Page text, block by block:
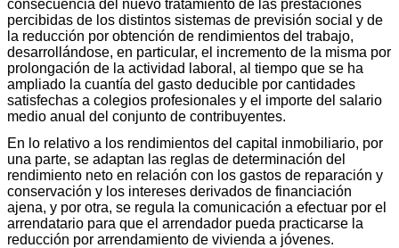
consecuencia del nuevo tratamiento de las prestaciones
percibidas de los distintos sistemas de previsión social y de
la reducción por obtención de rendimientos del trabajo,
desarrollándose, en particular, el incremento de la misma por
prolongación de la actividad laboral, al tiempo que se ha
ampliado la cuantía del gasto deducible por cantidades
satisfechas a colegios profesionales y el importe del salario
medio anual del conjunto de contribuyentes.
En lo relativo a los rendimientos del capital inmobiliario, por
una parte, se adaptan las reglas de determinación del
rendimiento neto en relación con los gastos de reparación y
conservación y los intereses derivados de financiación
ajena, y por otra, se regula la comunicación a efectuar por el
arrendatario para que el arrendador pueda practicarse la
reducción por arrendamiento de vivienda a jóvenes.